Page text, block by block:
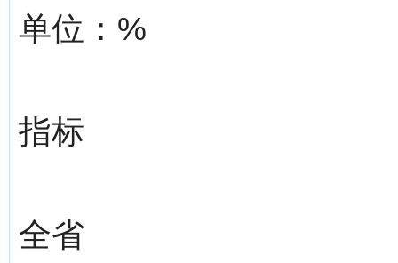
单位：%
指标
全省